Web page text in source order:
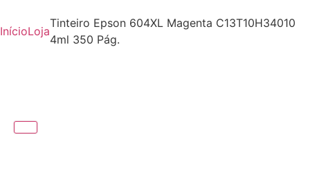
InícioLoja
Tinteiro Epson 604XL Magenta C13T10H34010
4ml 350 Pág.